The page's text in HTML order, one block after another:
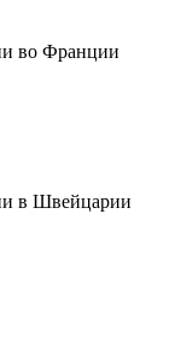
во Франции
в Швейцарии